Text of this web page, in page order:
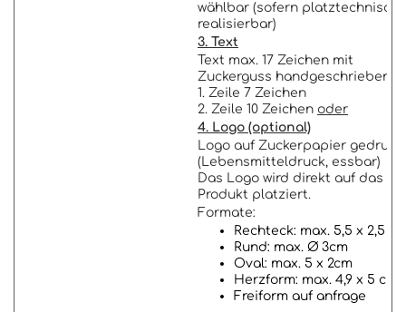
wählbar (sofern platztechnisch
realisierbar)
3. Text
Text max. 17 Zeichen mit
Zuckerguss handgeschrieben
1. Zeile 7 Zeichen
2. Zeile 10 Zeichen oder
4. Logo (optional)
Logo auf Zuckerpapier
(Lebensmitteldruck, essbar)
Das Logo wird direkt auf das
Produkt platziert.
Formate:
Rechteck: max. 5,5 x 2,5
Rund: max. Ø 3cm
Oval: max. 5 x 2cm
Herzform: max. 4,9 x 5 cm
Freiform auf anfrage